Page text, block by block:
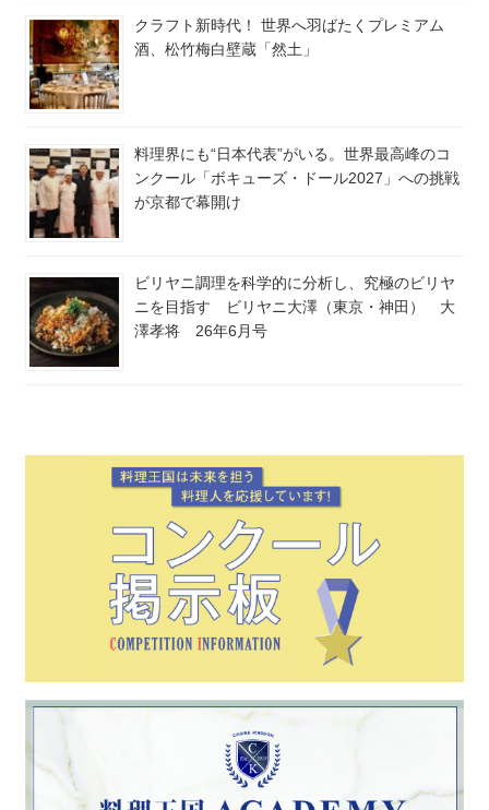
クラフト新時代！ 世界へ羽ばたくプレミアム
酒、松竹梅白壁蔵「然土」
料理界にも“日本代表”がいる。世界最高峰のコ
ンクール「ボキューズ・ドール2027」への挑戦
が京都で幕開け
ビリヤニ調理を科学的に分析し、究極のビリヤ
ニを目指す ビリヤニ大澤（東京・神田） 大
澤孝将 26年6月号